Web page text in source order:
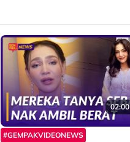
02:00
#GEMPAKVIDEONEWS